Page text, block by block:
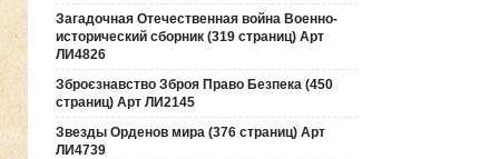
Загадочная Отечественная война Военно-
исторический сборник (319 страниц) Арт
ЛИ4826
Зброєзнавство Зброя Право Безпека (450
страниц) Арт ЛИ2145
Звезды Орденов мира (376 страниц) Арт
ЛИ4739